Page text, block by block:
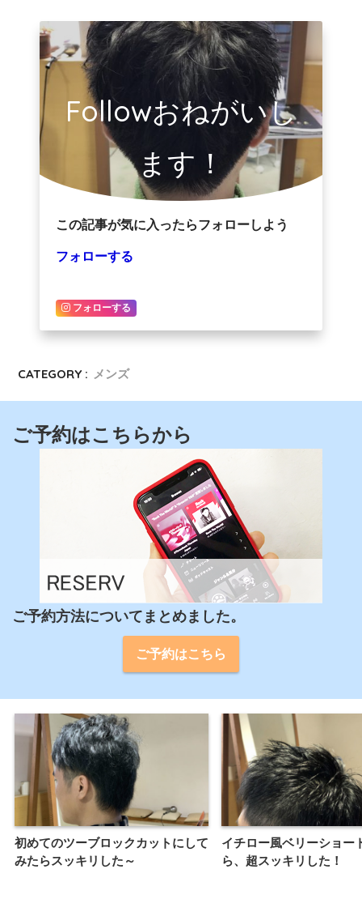
Followおねがいし
ます！
この記事が気に入ったらフォローしよう
フォローする
フォローする
CATEGORY : メンズ
ご予約はこちらから
ご予約方法についてまとめました。
ご予約はこちら
初めてのツーブロックカットにして
みたらスッキリした～
イチロー風ベリーショー
ら、超スッキリした！